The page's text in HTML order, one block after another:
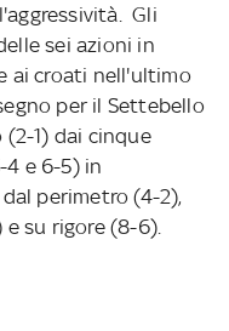
Gli
sei azioni in
ai croati nell'ultimo
per il Settebello
1) dai cinque
4 e 6-5) in
perimetro (4-2),
su rigore (8-6).